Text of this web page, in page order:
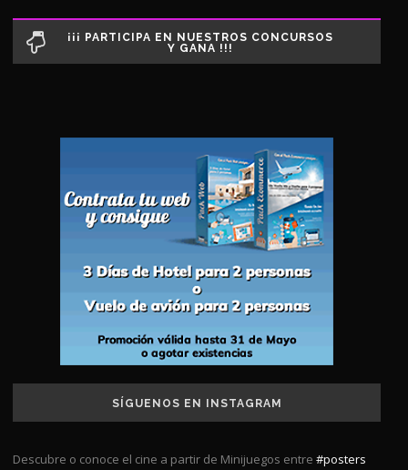
¡¡¡ PARTICIPA EN NUESTROS CONCURSOS
Y GANA !!!
SÍGUENOS EN INSTAGRAM
Descubre o conoce el cine a partir de Minijuegos entre #posters